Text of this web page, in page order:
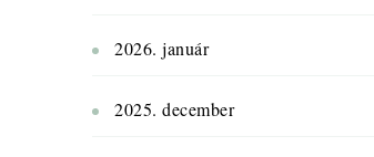
2026. január
2025. december